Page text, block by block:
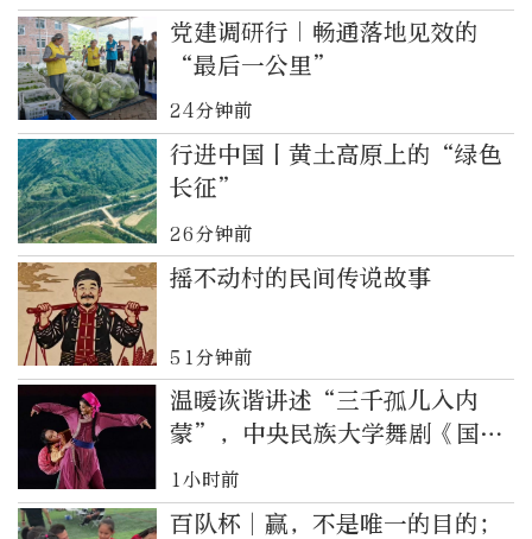
党建调研行｜畅通落地见效的
“最后一公里”
24分钟前
行进中国丨黄土高原上的“绿色
长征”
26分钟前
摇不动村的民间传说故事
51分钟前
温暖诙谐讲述“三千孤儿入内
蒙”，中央民族大学舞剧《国家
的孩子》在京首演
1小时前
百队杯︱赢，不是唯一的目的；